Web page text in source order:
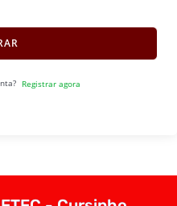
Registrar agora